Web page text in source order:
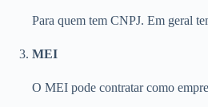
Para quem tem CNPJ. Em geral
MEI
O MEI pode contratar como